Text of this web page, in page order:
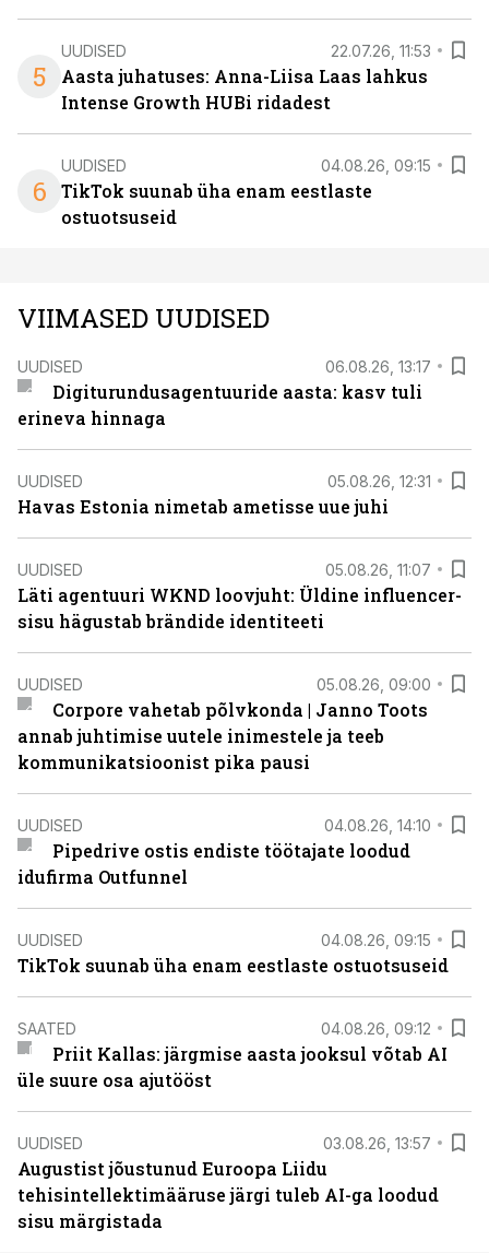
5
UUDISED 22.07.26, 11:53
Aasta juhatuses: Anna-Liisa Laas lahkus
Intense Growth HUBi ridadest
6
UUDISED 04.08.26, 09:15
TikTok suunab üha enam eestlaste
ostuotsuseid
VIIMASED UUDISED
UUDISED 06.08.26, 13:17
Digiturundusagentuuride aasta: kasv tuli
erineva hinnaga
UUDISED 05.08.26, 12:31
Havas Estonia nimetab ametisse uue juhi
UUDISED 05.08.26, 11:07
Läti agentuuri WKND loovjuht: Üldine influencer-
sisu hägustab brändide identiteeti
UUDISED 05.08.26, 09:00
Corpore vahetab põlvkonda | Janno Toots
annab juhtimise uutele inimestele ja teeb
kommunikatsioonist pika pausi
UUDISED 04.08.26, 14:10
Pipedrive ostis endiste töötajate loodud
idufirma Outfunnel
UUDISED 04.08.26, 09:15
TikTok suunab üha enam eestlaste ostuotsuseid
SAATED 04.08.26, 09:12
Priit Kallas: järgmise aasta jooksul võtab AI
üle suure osa ajutööst
UUDISED 03.08.26, 13:57
Augustist jõustunud Euroopa Liidu
tehisintellektimääruse järgi tuleb AI-ga loodud
sisu märgistada